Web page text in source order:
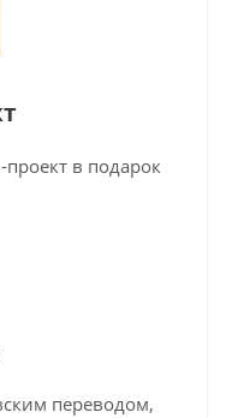
в подарок
переводом,